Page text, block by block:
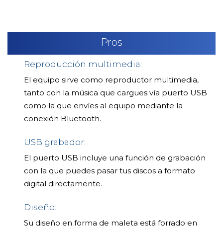
Pros
Reproducción multimedia:
El equipo sirve como reproductor multimedia,
tanto con la música que cargues vía puerto USB
como la que envíes al equipo mediante la
conexión Bluetooth.
USB grabador:
El puerto USB incluye una función de grabación
con la que puedes pasar tus discos a formato
digital directamente.
Diseño:
Su diseño en forma de maleta está forrado en